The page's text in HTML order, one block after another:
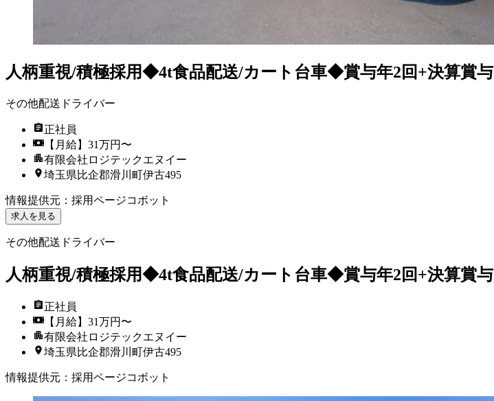
人柄重視/積極採用◆4t食品配送/カート台車◆賞与年2回+決算賞与
その他配送ドライバー
正社員
【月給】31万円〜
有限会社ロジテックエヌイー
埼玉県比企郡滑川町伊古495
情報提供元 ： 採用ページコボット
求人を見る
その他配送ドライバー
人柄重視/積極採用◆4t食品配送/カート台車◆賞与年2回+決算賞与
正社員
【月給】31万円〜
有限会社ロジテックエヌイー
埼玉県比企郡滑川町伊古495
情報提供元 ： 採用ページコボット